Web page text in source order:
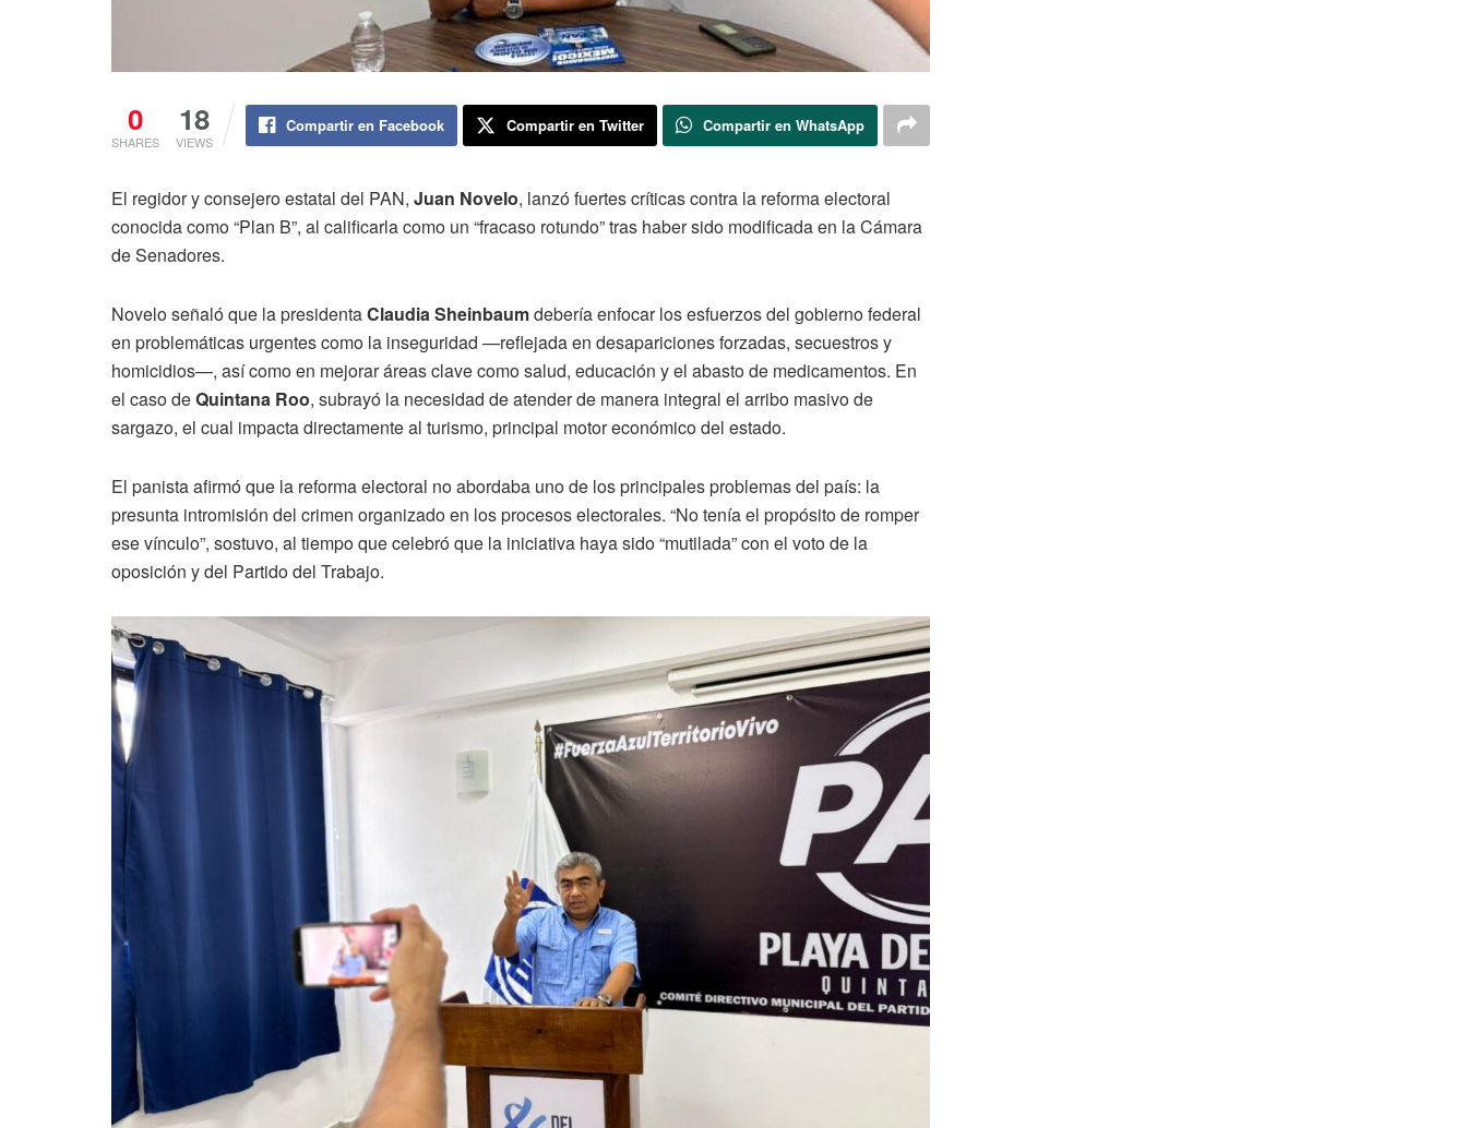
0
SHARES
18
VIEWS
Compartir en Facebook Compartir en Twitter Compartir en WhatsApp
El regidor y consejero estatal del PAN, Juan Novelo, lanzó fuertes críticas contra la reforma electoral
conocida como “Plan B”, al calificarla como un “fracaso rotundo” tras haber sido modificada en la Cámara
de Senadores.
Novelo señaló que la presidentaClaudia Sheinbaumdebería enfocar los esfuerzos del gobierno federal
en problemáticas urgentes como la inseguridad —reflejada en desapariciones forzadas, secuestros y
homicidios—, así como en mejorar áreas clave como salud, educación y el abasto de medicamentos. En
el caso deQuintana Roo, subrayó la necesidad de atender de manera integral el arribo masivo de
sargazo, el cual impacta directamente al turismo, principal motor económico del estado.
El panista afirmó que la reforma electoral no abordaba uno de los principales problemas del país: la
presunta intromisión del crimen organizado en los procesos electorales. “No tenía el propósito de romper
ese vínculo”, sostuvo, al tiempo que celebró que la iniciativa haya sido “mutilada” con el voto de la
oposición y del Partido del Trabajo.